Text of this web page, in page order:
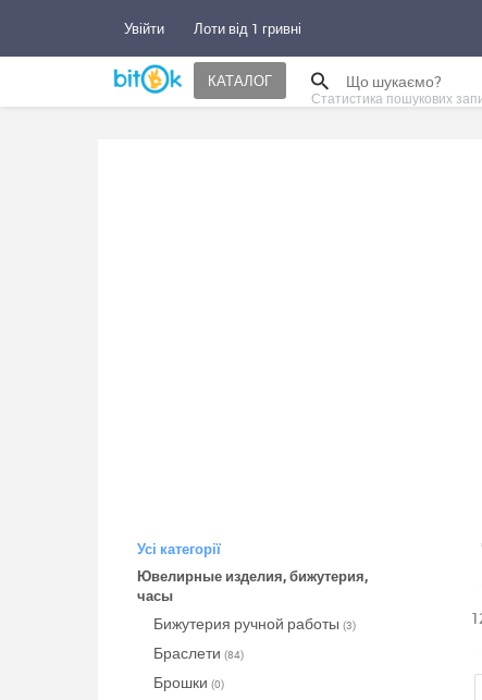
Увійти Лоти від 1 гривні
КАТАЛОГ
Статистика пошукових
Усі категорії
Ювелирные изделия, бижутерия,
часы
Бижутерия ручной работы (3)
Браслети (84)
Брошки (0)